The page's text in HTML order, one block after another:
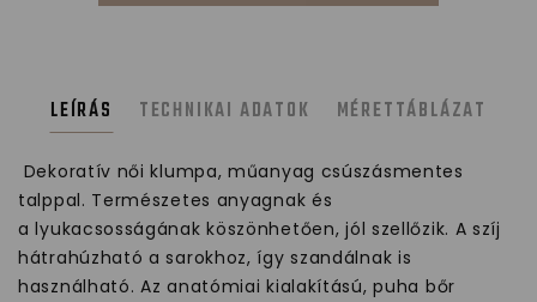
LEÍRÁS TECHNIKAI ADATOK MÉRETTÁBLÁZAT
Dekoratív női klumpa, műanyag csúszásmentes
talppal. Természetes anyagnak és
a lyukacsosságának köszönhetően, jól szellőzik. A szíj
hátrahúzható a sarokhoz, így szandálnak is
használható. Az anatómiai kialakítású, puha bőr